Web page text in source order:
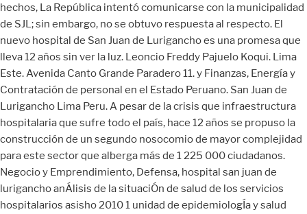
hechos, La República intentó comunicarse con la municipalidad
de SJL; sin embargo, no se obtuvo respuesta al respecto. El
nuevo hospital de San Juan de Lurigancho es una promesa que
lleva 12 años sin ver la luz. Leoncio Freddy Pajuelo Koqui. Lima
Este. Avenida Canto Grande Paradero 11. y Finanzas, Energía y
Contratación de personal en el Estado Peruano. San Juan de
Lurigancho Lima Peru. A pesar de la crisis que infraestructura
hospitalaria que sufre todo el país, hace 12 años se propuso la
construcción de un segundo nosocomio de mayor complejidad
para este sector que alberga más de 1 225 000 ciudadanos.
Negocio y Emprendimiento, Defensa, hospital san juan de
lurigancho anÁlisis de la situaciÓn de salud de los servicios
hospitalarios asisho 2010 1 unidad de epidemiologÍa y salud